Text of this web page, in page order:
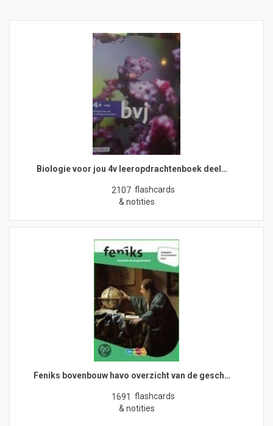
Biologie voor jou 4v leeropdrachtenboek deel…
2107 flashcards
& notities
Feniks bovenbouw havo overzicht van de gesch…
1691 flashcards
& notities